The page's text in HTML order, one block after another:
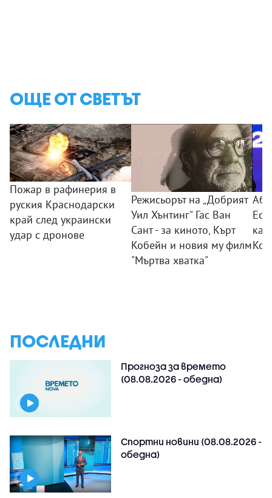
ОЩЕ ОТ СВЕТЪТ
Пожар в рафинерия в
руския Краснодарски
край след украински
удар с дронове
Режисьорът на „Добрият
Уил Хънтинг“ Гас Ван
Сант - за киното, Кърт
Кобейн и новия му филм
"Мъртва хватка"
ПОСЛЕДНИ
Прогноза за времето
(08.08.2026 - обедна)
Спортни новини (08.08.2026 -
обедна)